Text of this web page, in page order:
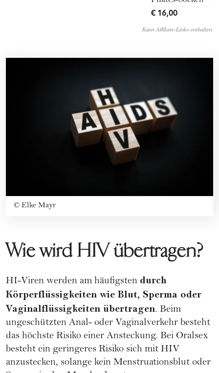
€ 16,00
Kann Affiliate-Links enthalten.
© Elke Mayr
Wie wird HIV übertragen?
HI-Viren werden am häufigsten durch
Körperflüssigkeiten wie Blut, Sperma oder
Vaginalflüssigkeiten übertragen. Beim
ungeschützten Anal- oder Vaginalverkehr besteht
das höchste Risiko einer Ansteckung. Bei Oralsex
besteht ein geringeres Risiko sich mit HIV
anzustecken, solange kein Menstruationsblut oder